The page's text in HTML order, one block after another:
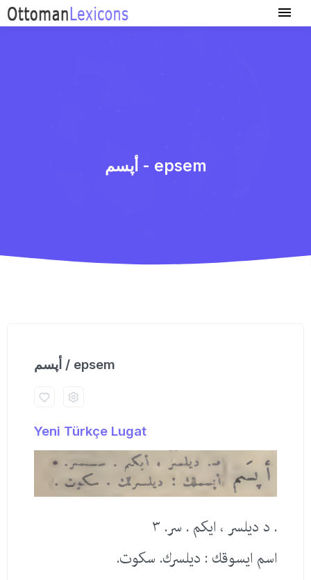
أپسم - epsem
أپسم / epsem
Yeni Türkçe Lugat
. د دیلسر ، ایكم . سر. ٣
اسم ایسوقك : دیلسرك. سكوت.